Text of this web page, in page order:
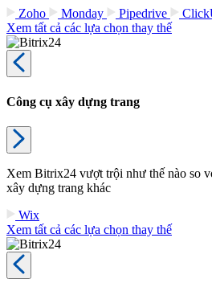
Zoho
Monday Pipedrive
Xem tất cả các lựa chọn thay thế
Công cụ xây dựng trang
Xem Bitrix24 vượt trội như thế nào so
xây dựng trang khác
Wix
Xem tất cả các lựa chọn thay thế